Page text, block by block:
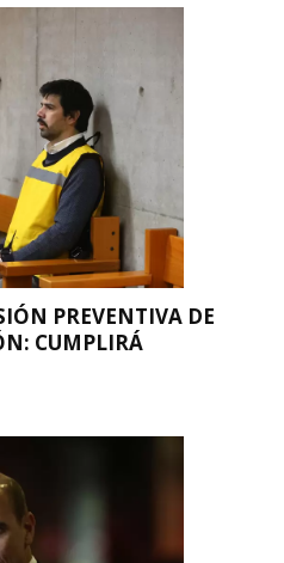
PREVENTIVA DE
CUMPLIRÁ